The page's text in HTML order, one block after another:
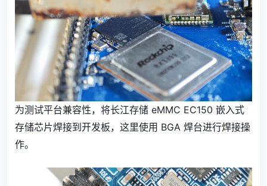
为测试平台兼容性，将长江存储 eMMC EC150 嵌入式
存储芯片焊接到开发板，这里使用 BGA 焊台进行焊接操
作。